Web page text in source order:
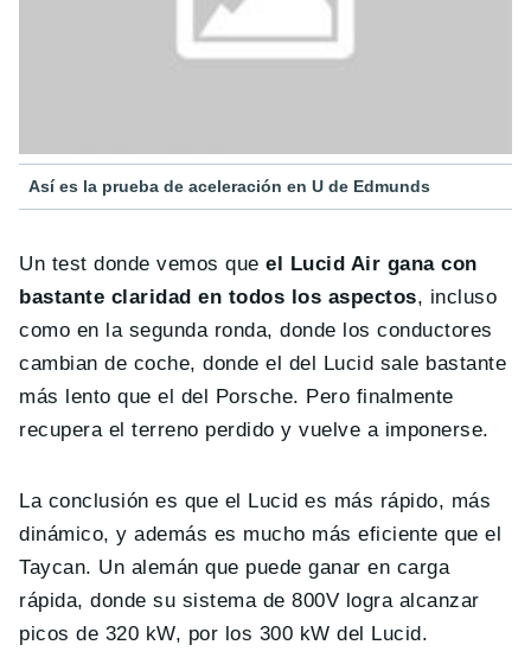
Así es la prueba de aceleración en U de Edmunds
Un test donde vemos que el Lucid Air gana con
bastante claridad en todos los aspectos, incluso
como en la segunda ronda, donde los conductores
cambian de coche, donde el del Lucid sale bastante
más lento que el del Porsche. Pero finalmente
recupera el terreno perdido y vuelve a imponerse.
La conclusión es que el Lucid es más rápido, más
dinámico, y además es mucho más eficiente que el
Taycan. Un alemán que puede ganar en carga
rápida, donde su sistema de 800V logra alcanzar
picos de 320 kW, por los 300 kW del Lucid.